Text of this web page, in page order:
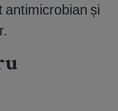
antimicrobian și